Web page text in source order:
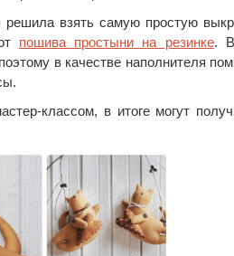
взять самую простую
пошива простыни на резинке.
в качестве наполнителя
классом, в итоге могут